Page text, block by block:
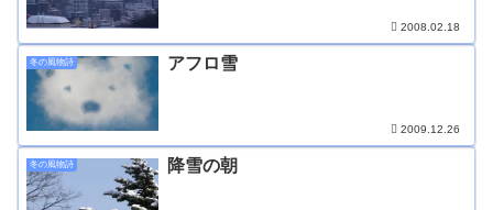
2008.02.18
冬の風物詩 アフロ雪
2009.12.26
冬の風物詩 降雪の朝